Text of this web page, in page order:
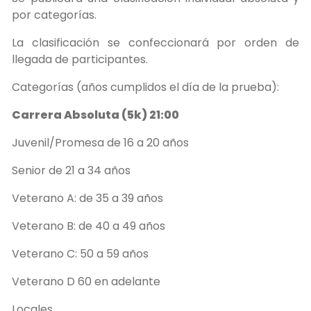
por categorías.
La clasificación se confeccionará por orden de
llegada de participantes.
Categorías (años cumplidos el día de la prueba):
Carrera Absoluta (5k) 21:00
Juvenil/Promesa de 16 a 20 años
Senior de 21 a 34 años
Veterano A: de 35 a 39 años
Veterano B: de 40 a 49 años
Veterano C: 50 a 59 años
Veterano D 60 en adelante